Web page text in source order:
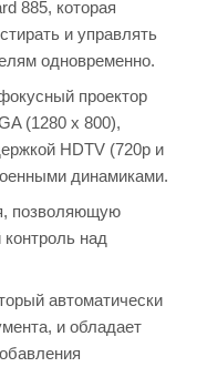
885, которая
и управлять
одновременно.
проектор
(1280 x 800),
HDTV (720p и
динамиками.
позволяющую
над
автоматически
и обладает